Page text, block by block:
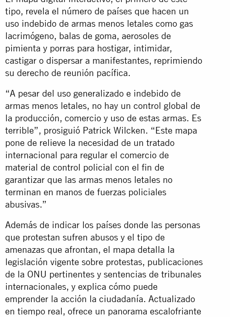
tipo, revela el número de países que hacen un
uso indebido de armas menos letales como gas
lacrimógeno, balas de goma, aerosoles de
pimienta y porras para hostigar, intimidar,
castigar o dispersar a manifestantes, reprimiendo
su derecho de reunión pacífica.
“A pesar del uso generalizado e indebido de
armas menos letales, no hay un control global de
la producción, comercio y uso de estas armas. Es
terrible”, prosiguió Patrick Wilcken. “Este mapa
pone de relieve la necesidad de un tratado
internacional para regular el comercio de
material de control policial con el fin de
garantizar que las armas menos letales no
terminan en manos de fuerzas policiales
abusivas.”
Además de indicar los países donde las personas
que protestan sufren abusos y el tipo de
amenazas que afrontan, el mapa detalla la
legislación vigente sobre protestas, publicaciones
de la ONU pertinentes y sentencias de tribunales
internacionales, y explica cómo puede
emprender la acción la ciudadanía. Actualizado
en tiempo real, ofrece un panorama escalofriante